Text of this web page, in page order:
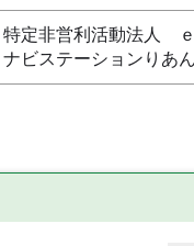
特定非営利活動法人 ｅ
ナビステーションりあん